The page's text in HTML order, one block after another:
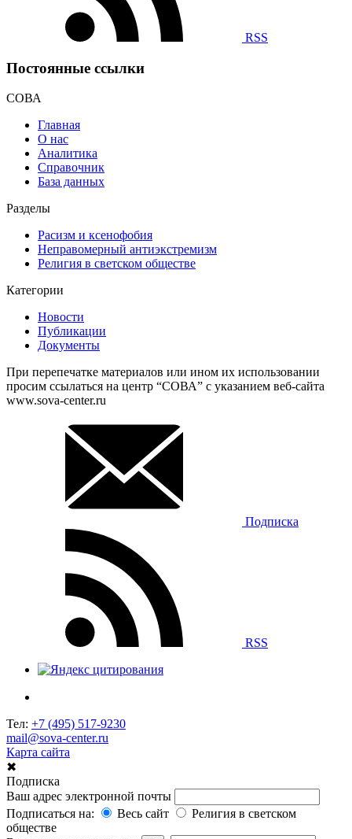
RSS
Постоянные ссылки
СОВА
Главная
О нас
Аналитика
Справочник
База данных
Разделы
Расизм и ксенофобия
Неправомерный антиэкстремизм
Религия в светском обществе
Категории
Новости
Публикации
Документы
При перепечатке материалов или ином их использовании
просим ссылаться на центр “СОВА” с указанием веб-сайта
www.sova-center.ru
Подписка
RSS
Тел: +7 (495) 517-9230
mail@sova-center.ru
Карта сайта
✖
Подписка
Ваш адрес электронной почты
Подписаться на:
Весь сайт
Религия в светском
обществе